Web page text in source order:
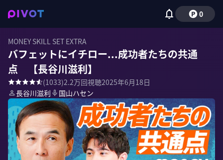
0
MONEY SKILL SET EXTRA
バフェットにイチロー...成功者たちの共通
点 【長谷川滋利】
(1033)2.2万回視聴2025年6月18日
長谷川滋利
国山ハセン